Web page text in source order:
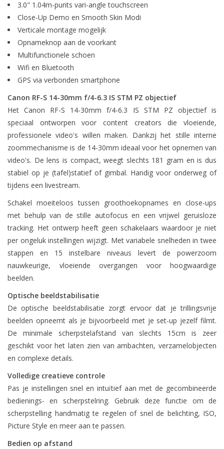
3.0" 1.04m-punts vari-angle touchscreen
Close-Up Demo en Smooth Skin Modi
Verticale montage mogelijk
Opnameknop aan de voorkant
Multifunctionele schoen
Wifi en Bluetooth
GPS via verbonden smartphone
Canon RF-S 14-30mm f/4-6.3 IS STM PZ objectief
Het Canon RF-S 14-30mm f/4-6.3 IS STM PZ objectief is
speciaal ontworpen voor content creators die vloeiende,
professionele video's willen maken. Dankzij het stille interne
zoommechanisme is de 14-30mm ideaal voor het opnemen van
video's. De lens is compact, weegt slechts 181 gram en is dus
stabiel op je (tafel)statief of gimbal. Handig voor onderweg of
tijdens een livestream.
Schakel moeiteloos tussen groothoekopnames en close-ups
met behulp van de stille autofocus en een vrijwel geruisloze
tracking. Het ontwerp heeft geen schakelaars waardoor je niet
per ongeluk instellingen wijzigt. Met variabele snelheden in twee
stappen en 15 instelbare niveaus levert de powerzoom
nauwkeurige, vloeiende overgangen voor hoogwaardige
beelden.
Optische beeldstabilisatie
De optische beeldstabilisatie zorgt ervoor dat je trillingsvrije
beelden opneemt als je bijvoorbeeld met je set-up jezelf filmt.
De minimale scherpstelafstand van slechts 15cm is zeer
geschikt voor het laten zien van ambachten, verzamelobjecten
en complexe details.
Volledige creatieve controle
Pas je instellingen snel en intuïtief aan met de gecombineerde
bedienings- en scherpstelring. Gebruik deze functie om de
scherpstelling handmatig te regelen of snel de belichting, ISO,
Picture Style en meer aan te passen.
Bedien op afstand